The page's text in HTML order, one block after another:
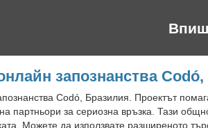
запознанства
Codó, Бразилия. Проектът
партньори за сериозна връзка. Тази
Можете да използвате разширеното